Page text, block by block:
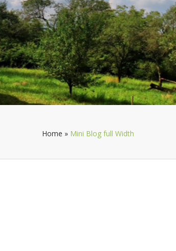
Home » Mini Blog full Width